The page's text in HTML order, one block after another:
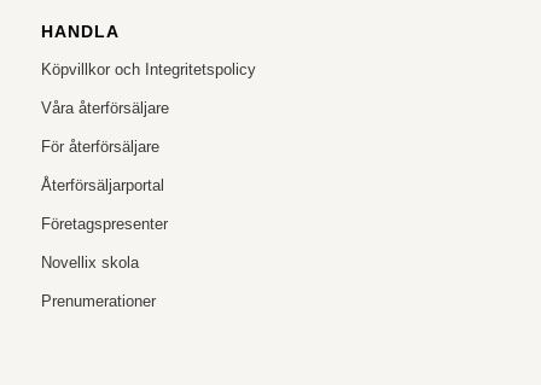
HANDLA
Köpvillkor och Integritetspolicy
Våra återförsäljare
För återförsäljare
Återförsäljarportal
Företagspresenter
Novellix skola
Prenumerationer